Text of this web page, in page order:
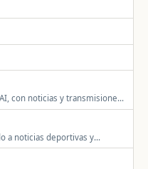
con noticias y transmisiones
a noticias deportivas y